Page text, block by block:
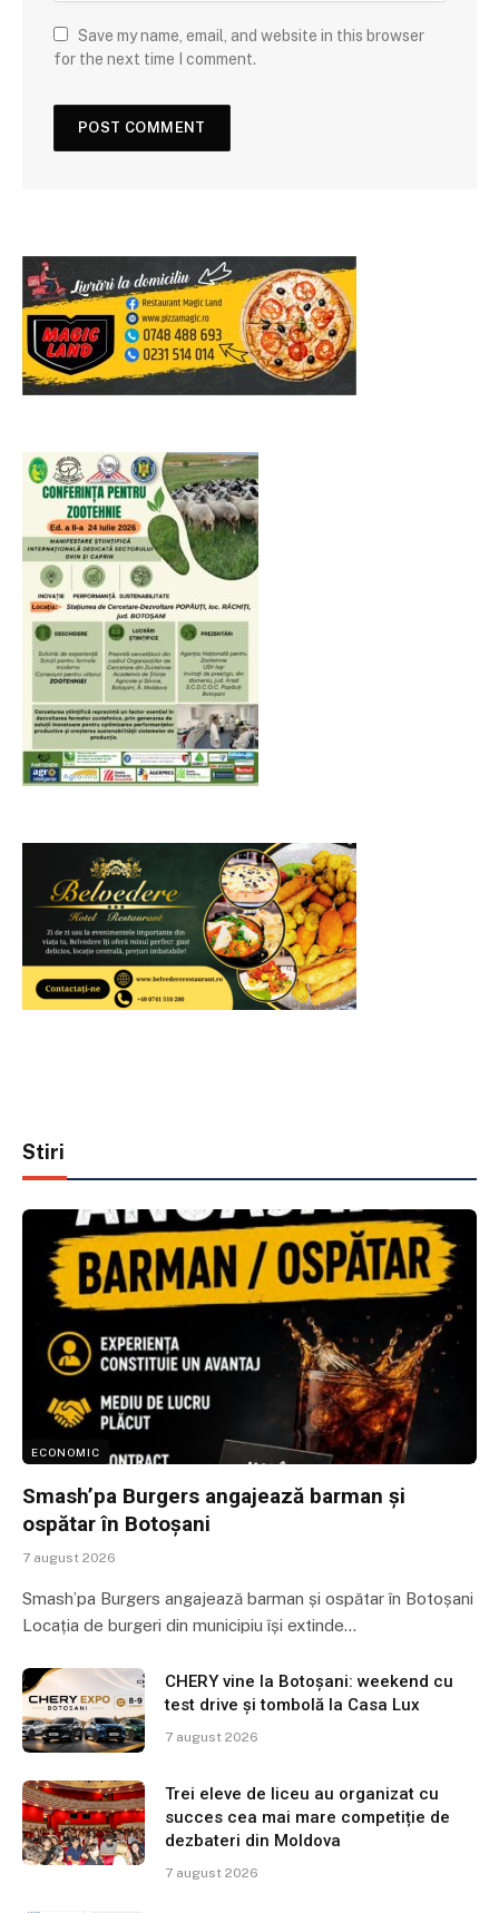
Save my name, email, and website in this browser
for the next time I comment.
Stiri
ECONOMIC
Smash’pa Burgers angajează barman și
ospătar în Botoșani
7 august 2026
Smash’pa Burgers angajează barman și ospătar în Botoșani
Locația de burgeri din municipiu își extinde…
CHERY vine la Botoșani: weekend cu
test drive și tombolă la Casa Lux
7 august 2026
Trei eleve de liceu au organizat cu
succes cea mai mare competiție de
dezbateri din Moldova
7 august 2026